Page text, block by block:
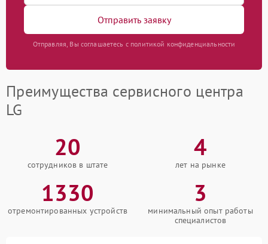
Отправить заявку
Отправляя, Вы соглашаетесь с политикой конфиденциальности
Преимущества сервисного центра
LG
20
сотрудников в штате
4
лет на рынке
1330
отремонтированных устройств
3
минимальный опыт работы
специалистов